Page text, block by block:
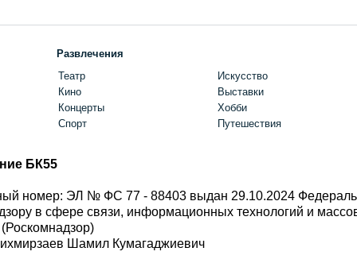
Развлечения
Театр
Кино
Концерты
Спорт
Искусство
Выставки
Хобби
Путешествия
БК55
номер: ЭЛ № ФС 77 - 88403 выдан 29.10.2024
в сфере связи, информационных технологий и
Шамил Кумагаджиевич